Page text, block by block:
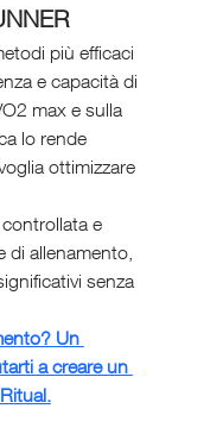
più efficaci
e capacità di
max e sulla
lo rende
ottimizzare
e
di allenamento,
senza
Un
a creare un